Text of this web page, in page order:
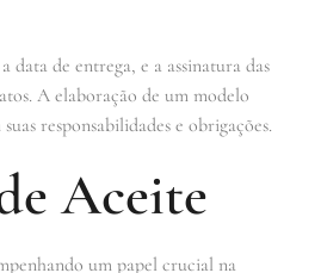
de entrega, e a assinatura das
A elaboração de um modelo
responsabilidades e obrigações.
Aceite
um papel crucial na